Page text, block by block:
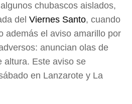
chubascos aislados,
del Viernes Santo, cuando
además el aviso amarillo por
anuncian olas de
altura. Este aviso se
en Lanzarote y La